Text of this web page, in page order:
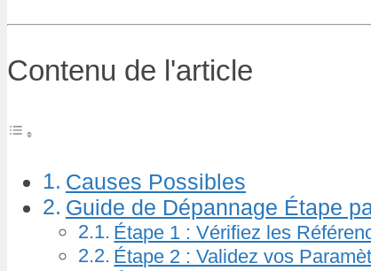
Contenu de l'article
Causes Possibles
Guide de Dépannage Étape
Étape 1 : Vérifiez les
Étape 2 : Validez vos